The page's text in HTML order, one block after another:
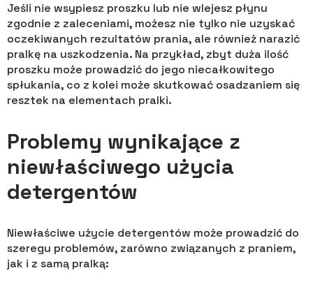
Jeśli nie wsypiesz proszku lub nie wlejesz płynu
zgodnie z zaleceniami, możesz nie tylko nie uzyskać
oczekiwanych rezultatów prania, ale również narazić
pralkę na uszkodzenia. Na przykład, zbyt duża ilość
proszku może prowadzić do jego niecałkowitego
spłukania, co z kolei może skutkować osadzaniem się
resztek na elementach pralki.
Problemy wynikające z
niewłaściwego użycia
detergentów
Niewłaściwe użycie detergentów może prowadzić do
szeregu problemów, zarówno związanych z praniem,
jak i z samą pralką: